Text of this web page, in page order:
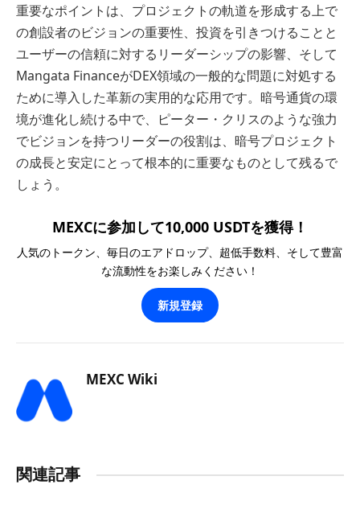
重要なポイントは、プロジェクトの軌道を形成する上で
の創設者のビジョンの重要性、投資を引きつけることと
ユーザーの信頼に対するリーダーシップの影響、そして
Mangata FinanceがDEX領域の一般的な問題に対処する
ために導入した革新の実用的な応用です。暗号通貨の環
境が進化し続ける中で、ピーター・クリスのような強力
でビジョンを持つリーダーの役割は、暗号プロジェクト
の成長と安定にとって根本的に重要なものとして残るで
しょう。
MEXCに参加して10,000 USDTを獲得！
人気のトークン、毎日のエアドロップ、超低手数料、そして豊富
な流動性をお楽しみください！
新規登録
MEXC Wiki
関連記事